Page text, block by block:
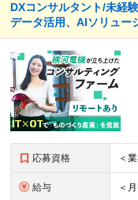
DXコンサルタント/未経
データ活用、AIソリュー
応募資格
給与